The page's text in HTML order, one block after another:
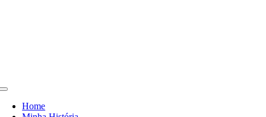
Toggle
NavigationHome